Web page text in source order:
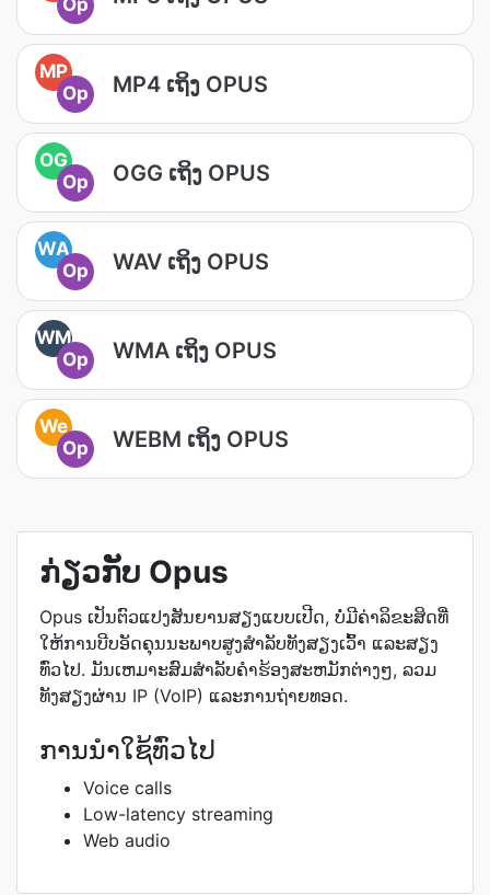
Op
MP
Op
MP4 ເຖິງ OPUS
OG
Op
OGG ເຖິງ OPUS
WA
Op
WAV ເຖິງ OPUS
WM
Op
WMA ເຖິງ OPUS
We
Op
WEBM ເຖິງ OPUS
ກ່ຽວກັບ Opus
Opus ເປັນຕົວແປງສັນຍານສຽງແບບເປີດ, ບໍ່ມີຄ່າລິຂະສິດທີ່
ໃຫ້ການບີບອັດຄຸນນະພາບສູງສຳລັບທັງສຽງເວົ້າ ແລະສຽງ
ທົ່ວໄປ. ມັນເຫມາະສົມສໍາລັບຄໍາຮ້ອງສະຫມັກຕ່າງໆ, ລວມ
ທັງສຽງຜ່ານ IP (VoIP) ແລະການຖ່າຍທອດ.
ການນຳໃຊ້ທົ່ວໄປ
Voice calls
Low-latency streaming
Web audio